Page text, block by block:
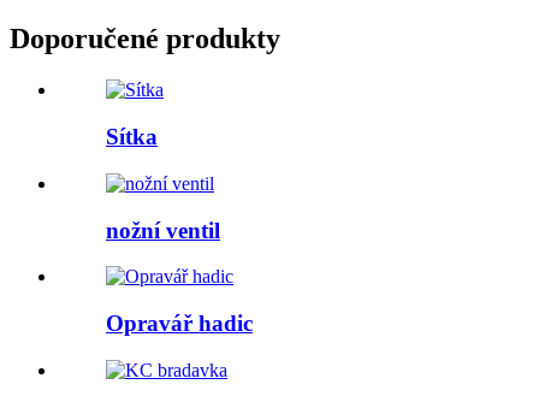
Doporučené produkty
Sítka
nožní ventil
Opravář hadic